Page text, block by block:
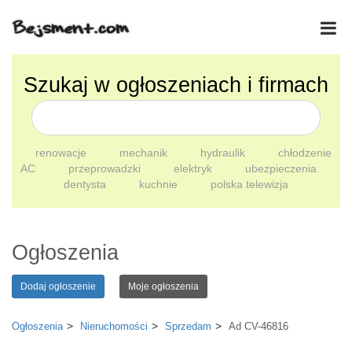
Szukaj w ogłoszeniach i firmach
renowacje mechanik hydraulik
chłodzenie
AC
przeprowadzki elektryk
ubezpieczenia
dentysta
kuchnie polska telewizja
Ogłoszenia
Dodaj ogłoszenie Moje ogłoszenia
Ogłoszenia Nieruchomości Sprzedam Ad CV-46816